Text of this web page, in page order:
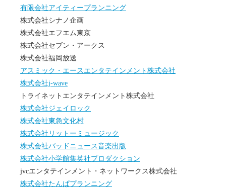
有限会社アイティープランニング
株式会社シナノ企画
株式会社エフエム東京
株式会社セブン・アークス
株式会社福岡放送
アスミック・エースエンタテインメント株式会社
株式会社j-wave
トライネットエンタテインメント株式会社
株式会社ジェイロック
株式会社東急文化村
株式会社リットーミュージック
株式会社バッドニュース音楽出版
株式会社小学館集英社プロダクション
jvcエンタテインメント・ネットワークス株式会社
株式会社たんぱプランニング